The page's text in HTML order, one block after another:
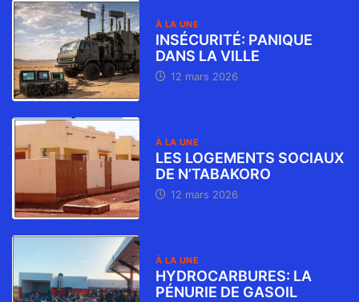
À LA UNE
INSÉCURITÉ: PANIQUE
DANS LA VILLE
12 mars 2026
À LA UNE
LES LOGEMENTS SOCIAUX
DE N’TABAKORO
12 mars 2026
À LA UNE
HYDROCARBURES: LA
PÉNURIE DE GASOIL